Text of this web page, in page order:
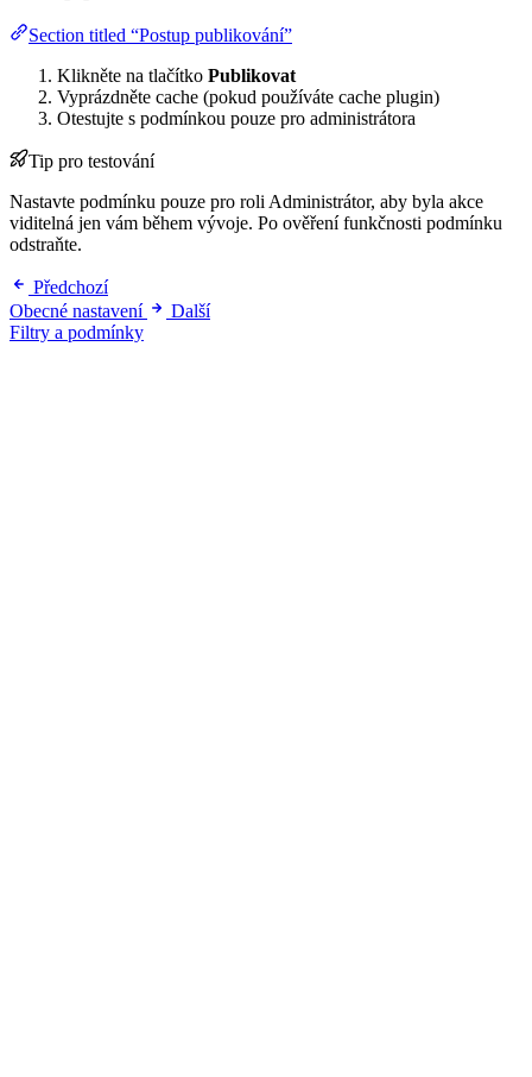
Section titled “Postup publikování”
Klikněte na tlačítko Publikovat
Vyprázdněte cache (pokud používáte cache plugin)
Otestujte s podmínkou pouze pro administrátora
Tip pro testování
Nastavte podmínku pouze pro roli Administrátor, aby byla akce
viditelná jen vám během vývoje. Po ověření funkčnosti podmínku
odstraňte.
Předchozí
Obecné nastavení
Další
Filtry a podmínky